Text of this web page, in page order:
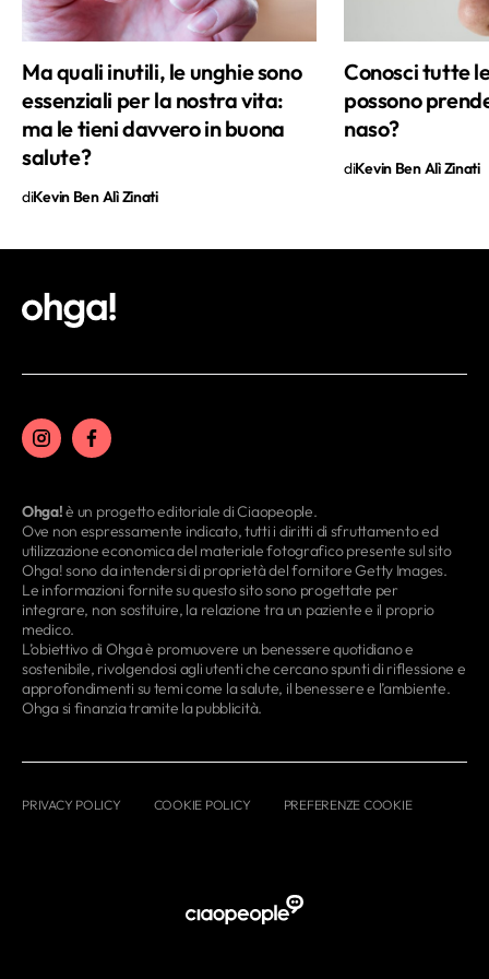
pigne di libri. È un lavoro difficile ma
divertente e soprattutto lungo. Perché si
sa, in ognuno di noi c’è sempre una
nuova frontiera da scoprire.
Ma quali inutili, le unghie sono
essenziali per la nostra vita:
ma le tieni davvero in buona
salute?
diKevin Ben Alì Zinati
Conosci tutte
possono
naso?
diKevin Ben Alì Zinati
Ohga!è un progetto editoriale di Ciaopeople.
Ove non espressamente indicato, tutti i diritti di sfruttamento ed
utilizzazione economica del materiale fotografico presente sul sito
Ohga! sono da intendersi di proprietà del fornitore Getty Images.
Le informazioni fornite su questo sito sono progettate per
integrare, non sostituire, la relazione tra un paziente e il proprio
medico.
L’obiettivo di Ohga è promuovere un benessere quotidiano e
sostenibile, rivolgendosi agli utenti che cercano spunti di riflessione e
approfondimenti su temi come la salute, il benessere e l’ambiente.
Ohga si finanzia tramite la pubblicità.
PRIVACY POLICY COOKIE POLICY PREFERENZE COOKIE